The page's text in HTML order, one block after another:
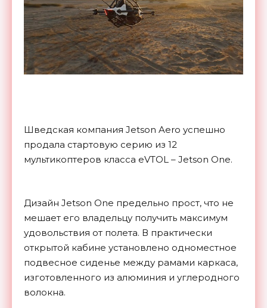
Шведская компания Jetson Aero успешно
продала стартовую серию из 12
мультикоптеров класса eVTOL – Jetson One.
Дизайн Jetson One предельно прост, что не
мешает его владельцу получить максимум
удовольствия от полета. В практически
открытой кабине установлено одноместное
подвесное сиденье между рамами каркаса,
изготовленного из алюминия и углеродного
волокна.